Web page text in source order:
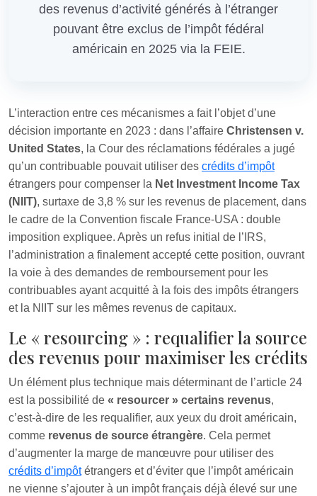
des revenus d’activité générés à l’étranger
pouvant être exclus de l’impôt fédéral
américain en 2025 via la FEIE.
L’interaction entre ces mécanismes a fait l’objet d’une
décision importante en 2023 : dans l’affaire Christensen v.
United States, la Cour des réclamations fédérales a jugé
qu’un contribuable pouvait utiliser des crédits d’impôt
étrangers pour compenser la Net Investment Income Tax
(NIIT), surtaxe de 3,8 % sur les revenus de placement, dans
le cadre de la Convention fiscale France‑USA : double
imposition expliquee. Après un refus initial de l’IRS,
l’administration a finalement accepté cette position, ouvrant
la voie à des demandes de remboursement pour les
contribuables ayant acquitté à la fois des impôts étrangers
et la NIIT sur les mêmes revenus de capitaux.
Le « resourcing » : requalifier la source
des revenus pour maximiser les crédits
Un élément plus technique mais déterminant de l’article 24
est la possibilité de « resourcer » certains revenus,
c’est‑à‑dire de les requalifier, aux yeux du droit américain,
comme revenus de source étrangère. Cela permet
d’augmenter la marge de manœuvre pour utiliser des
crédits d’impôtétrangers et d’éviter que l’impôt américain
ne vienne s’ajouter à un impôt français déjà élevé sur une